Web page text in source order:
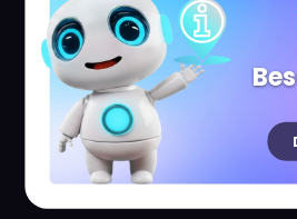
Questions
(FAQ)
Où se situe votre